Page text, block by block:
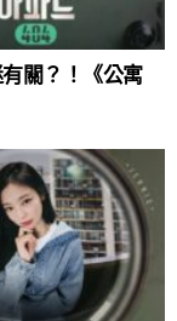
關？！《公寓